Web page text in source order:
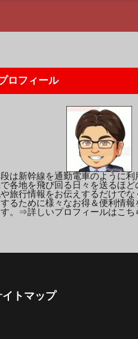
ロフィール
は新幹線を通勤電車のように利
各地を飛び回る日々を送るほど
旅行情報をお伝えするだけでな
るために様々なお得＆便利情報
。
⇒詳しいプロフィールはこち
イトマップ